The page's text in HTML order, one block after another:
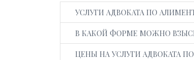
УСЛУГИ АДВОКАТА ПО
В КАКОЙ ФОРМЕ МОЖНО
ЦЕНЫ НА УСЛУГИ АДВОКАТА